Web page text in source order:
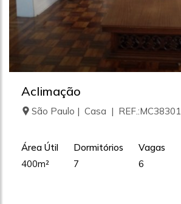
Aclimação
São Paulo | Casa | REF.:MC38301
Área Útil
400m²
Dormitórios
7
Vagas
6